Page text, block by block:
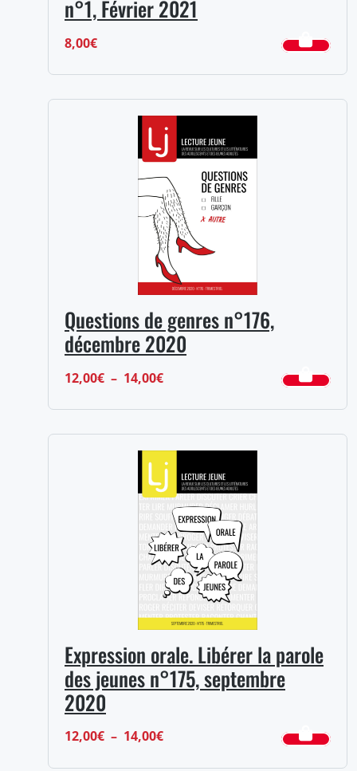
n°1, Février 2021
8,00€
Questions de genres n°176,
décembre 2020
12,00€ – 14,00€Plage
12,00€
14,00€
Expression orale. Libérer la parole
des jeunes n°175, septembre
2020
12,00€ – 14,00€Plage